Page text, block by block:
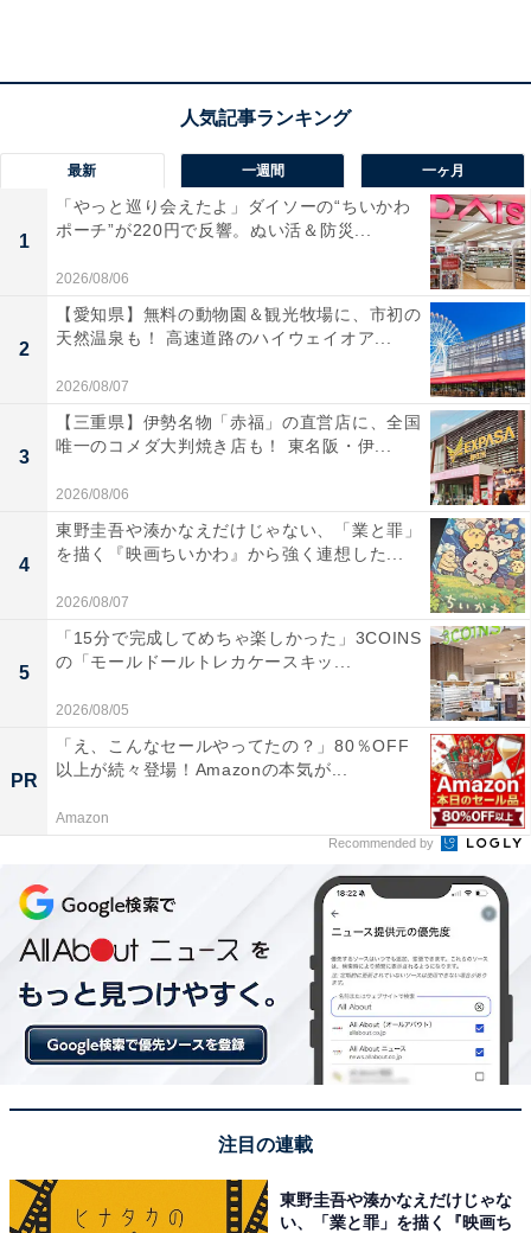
最新 一週間 一ヶ月
1
「やっと巡り会えたよ」ダイソーの“ちいかわ
ポーチ”が220円で反響。ぬい活＆防災...
2026/08/06
2
【愛知県】無料の動物園＆観光牧場に、市初の
天然温泉も！ 高速道路のハイウェイオア...
2026/08/07
3
【三重県】伊勢名物「赤福」の直営店に、全国
唯一のコメダ大判焼き店も！ 東名阪・伊...
2026/08/06
4
東野圭吾や湊かなえだけじゃない、「業と罪」
を描く『映画ちいかわ』から強く連想した...
2026/08/07
5
「15分で完成してめちゃ楽しかった」3COINS
の「モールドールトレカケースキッ...
2026/08/05
PR
「え、こんなセールやってたの？」80％OFF
以上が続々登場！Amazonの本気が...
Amazon
Recommended by
注目の連載
東野圭吾や湊かなえだけじゃな
い、「業と罪」を描く『映画ち